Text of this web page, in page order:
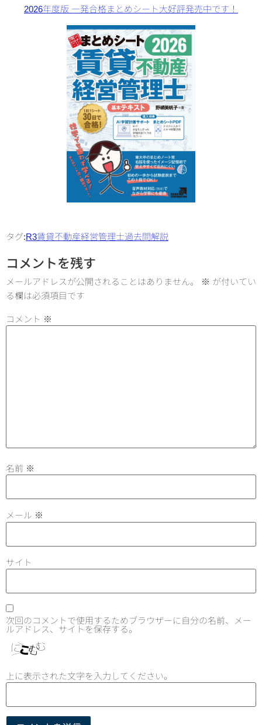
2026年度版 一発合格まとめシート大好評発売中です！
タグ:R3賃貸不動産経営管理士過去問解説
コメントを残す
メールアドレスが公開されることはありません。 ※ が付いてい
る欄は必須項目です
コメント ※
名前 ※
メール ※
サイト
次回のコメントで使用するためブラウザーに自分の名前、メー
ルアドレス、サイトを保存する。
上に表示された文字を入力してください。